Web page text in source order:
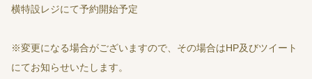
横特設レジにて予約開始予定
※変更になる場合がございますので、その場合はHP及びツイート
にてお知らせいたします。